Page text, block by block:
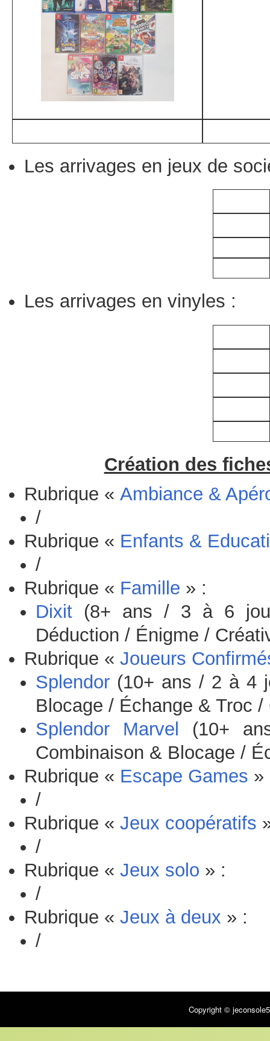
Les arrivages en jeux de
Les arrivages en vinyles :
Création des
Rubrique « Ambiance &
/
Rubrique « Enfants &
/
Rubrique « Famille » :
Dixit (8+ ans / 3 à 6
Déduction / Énigme /
Rubrique « Joueurs
Splendor (10+ ans / 2 à 4
Blocage / Échange & Troc /
Splendor Marvel
(10+
Combinaison & Blocage /
Rubrique « Escape Games »
/
Rubrique « Jeux coopératifs
/
Rubrique « Jeux solo » :
/
Rubrique « Jeux à deux » :
/
Copyright ©